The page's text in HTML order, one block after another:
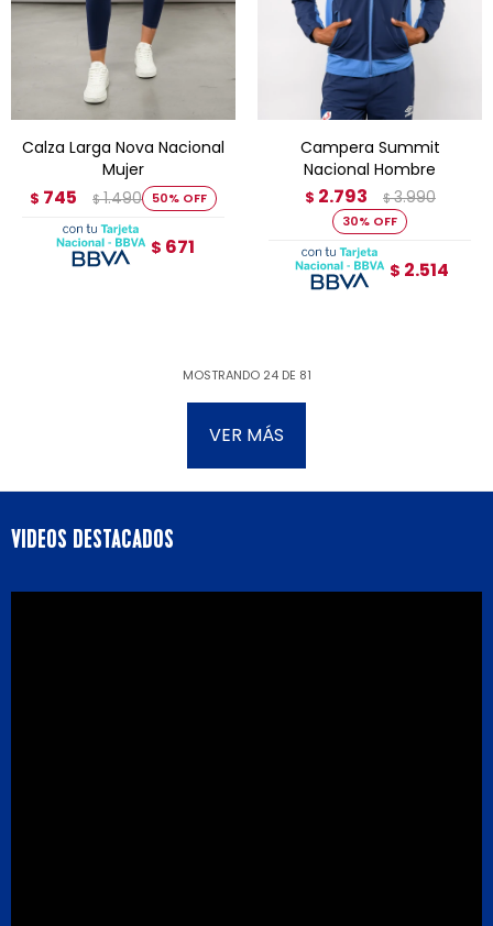
Calza Larga Nova Nacional
Mujer
$ 745 $ 1.490 50
$ 671
Campera Summit
Nacional Hombre
$ 2.793 $ 3.990
30
$ 2.514
MOSTRANDO 24DE 81
VER MÁS
VIDEOS DESTACADOS